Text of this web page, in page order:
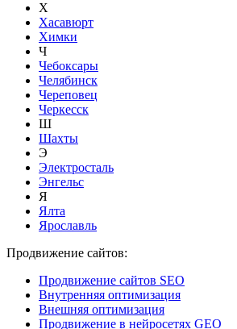
Х
Хасавюрт
Химки
Ч
Чебоксары
Челябинск
Череповец
Черкесск
Ш
Шахты
Э
Электросталь
Энгельс
Я
Ялта
Ярославль
Продвижение сайтов:
Продвижение сайтов SEO
Внутренняя оптимизация
Внешняя оптимизация
Продвижение в нейросетях GEO